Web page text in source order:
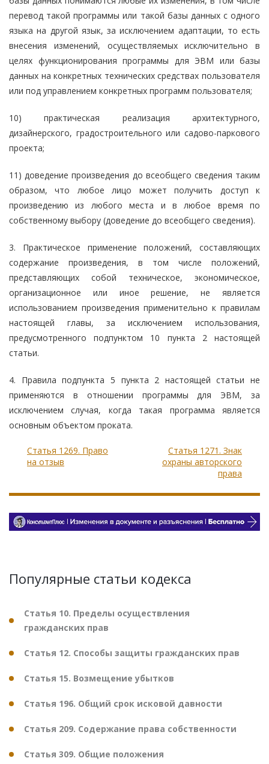
перевод такой программы или такой базы данных с одного
языка на другой язык, за исключением адаптации, то есть
внесения изменений, осуществляемых исключительно в
целях функционирования программы для ЭВМ или базы
данных на конкретных технических средствах пользователя
или под управлением конкретных программ пользователя;
10) практическая реализация архитектурного,
дизайнерского, градостроительного или садово-паркового
проекта;
11) доведение произведения до всеобщего сведения таким
образом, что любое лицо может получить доступ к
произведению из любого места и в любое время по
собственному выбору (доведение до всеобщего сведения).
3. Практическое применение положений, составляющих
содержание произведения, в том числе положений,
представляющих собой техническое, экономическое,
организационное или иное решение, не является
использованием произведения применительно к правилам
настоящей главы, за исключением использования,
предусмотренного подпунктом 10 пункта 2 настоящей
статьи.
4. Правила подпункта 5 пункта 2 настоящей статьи не
применяются в отношении программы для ЭВМ, за
исключением случая, когда такая программа является
основным объектом проката.
Статья 1269. Право
на отзыв
Статья 1271. Знак
охраны авторского
права
Популярные статьи кодекса
Статья 10. Пределы осуществления
гражданских прав
Статья 12. Способы защиты гражданских прав
Статья 15. Возмещение убытков
Статья 196. Общий срок исковой давности
Статья 209. Содержание права собственности
Статья 309. Общие положения